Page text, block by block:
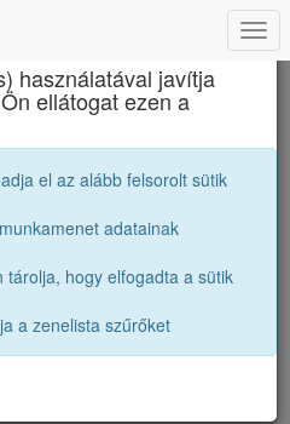
Elméleti Líceum
Anna
használatával javítja
ellátogat ezen a
el az alább felsorolt sütik
adatainak
tárolja, hogy elfogadta a sütik
a zenelista szűrőket